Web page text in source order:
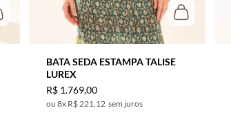
BATA SEDA ESTAMPA TALISE
LUREX
R$ 1.769,00
8x R$ 221,12 sem juros